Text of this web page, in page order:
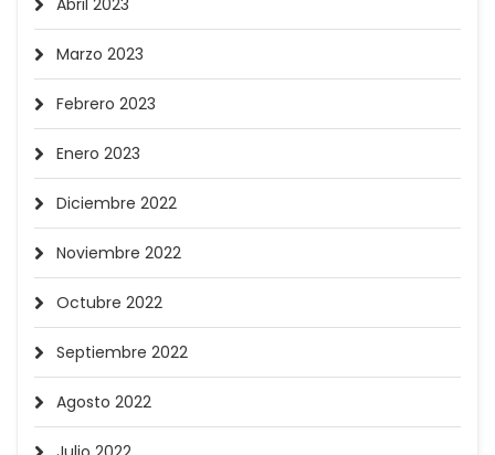
Abril 2023
Marzo 2023
Febrero 2023
Enero 2023
Diciembre 2022
Noviembre 2022
Octubre 2022
Septiembre 2022
Agosto 2022